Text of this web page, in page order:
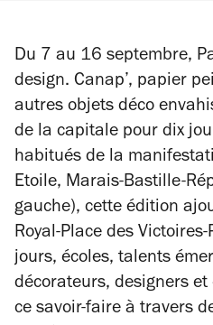
Du 7 au 16 septembre,
design. Canap’, papier
autres objets déco
de la capitale pour dix
habitués de la
Etoile, Marais-Bastille-
gauche), cette édition
Royal-Place des
jours, écoles, talents
décorateurs, designers
ce savoir-faire à travers